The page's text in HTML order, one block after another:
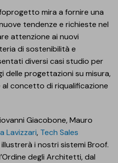
mira a fornire una
tendenze e richieste nel
attenzione ai nuovi
di sostenibilità e
diversi casi studio per
delle progettazioni su misura,
concetto di riqualificazione
Giacobone, Mauro
Lavizzari, Tech Sales
illustrerà i nostri sistemi Broof.
degli Architetti, dal